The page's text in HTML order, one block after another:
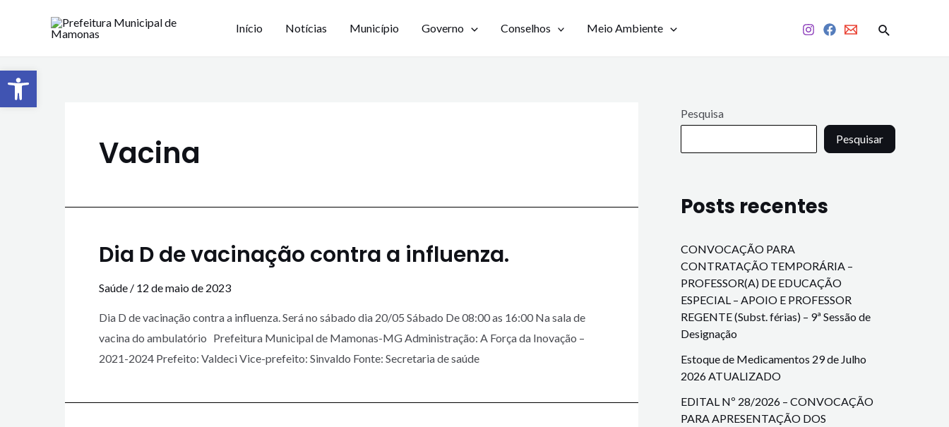
Início Notícias Município Governo Conselhos Meio Ambiente
Vacina
Dia D de vacinação contra a influenza.
Saúde / 12 de maio de 2023
Dia D de vacinação contra a influenza. Será no sábado dia 20/05 Sábado De 08:00 as 16:00 Na sala de
vacina do ambulatório Prefeitura Municipal de Mamonas-MG Administração: A Força da Inovação –
2021-2024 Prefeito: Valdeci Vice-prefeito: Sinvaldo Fonte: Secretaria de saúde
Pesquisa
Pesquisar
Posts recentes
CONVOCAÇÃO PARA
CONTRATAÇÃO TEMPORÁRIA –
PROFESSOR(A) DE EDUCAÇÃO
ESPECIAL – APOIO E PROFESSOR
REGENTE (Subst. férias) – 9ª Sessão de
Designação
Estoque de Medicamentos 29 de Julho
2026 ATUALIZADO
EDITAL Nº 28/2026 – CONVOCAÇÃO
PARA APRESENTAÇÃO DOS
Barra de Ferramentas Aberta